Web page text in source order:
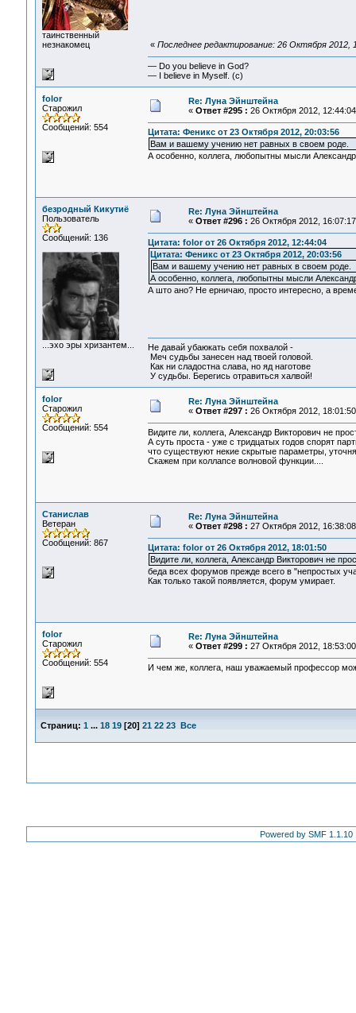
таинственный
незнакомец
« Последнее редактирование: 26 Октября 2012,
— Do you believe in God?
— I believe in Myself. (c)
folor
Старожил
Сообщений: 554
Re: Луна Эйнштейна
« Ответ #295 : 26 Октября 2012,
Цитата: Феникс от 23 Октября 2012, 20:03:56
Вам и вашему учению нет равных в своем роде.
А особенно, коллега, любопытны мысли
безродный Кикутиё
Пользователь
Сообщений: 136
...эхо эры хризантем...
Re: Луна Эйнштейна
« Ответ #296 : 26 Октября 2012,
Цитата: folor от 26 Октября 2012, 12:44:04
Цитата: Феникс от 23 Октября 2012, 20:03:56
Вам и вашему учению нет равных в своем роде.
А особенно, коллега, любопытны мысли
А што ано? Не ерничаю, просто интересно, а
Не давай убаюкать себя похвалой -
Меч судьбы занесен над твоей головой.
Как ни сладостна слава, но яд наготове
У судьбы. Берегись отравиться халвой!
folor
Старожил
Сообщений: 554
Re: Луна Эйнштейна
« Ответ #297 : 26 Октября 2012,
Видите ли, коллега, Александр Викторович не
А суть проста - уже с тридцатых годов спорят
что существуют некие скрытые параметры,
Скажем при коллапсе волновой функции....
Станислав
Ветеран
Сообщений: 867
Re: Луна Эйнштейна
« Ответ #298 : 27 Октября 2012,
Цитата: folor от 26 Октября 2012, 18:01:50
Видите ли, коллега, Александр Викторович не
беда всех форумов прежде всего в "непростых
Как только такой появляется, форум умирает.
folor
Старожил
Сообщений: 554
Re: Луна Эйнштейна
« Ответ #299 : 27 Октября 2012,
И чем же, коллега, наш уважаемый профессор
Страниц: 1 ... 18 19[20] 21 22 23 Все
Powered by SMF 1.1.10